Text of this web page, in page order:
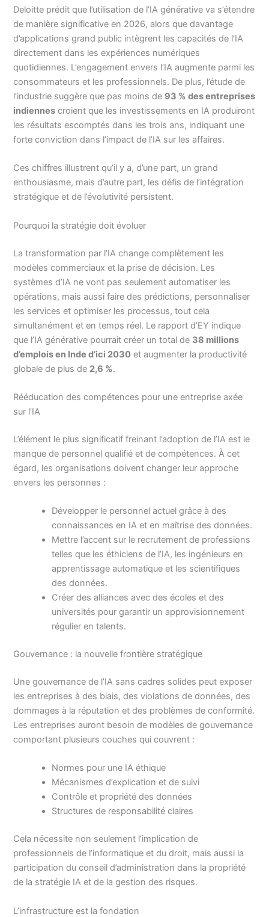
Deloitte prédit que l’utilisation de l’IA générative va s’étendre
de manière significative en 2026, alors que davantage
d’applications grand public intègrent les capacités de l’IA
directement dans les expériences numériques
quotidiennes. L’engagement envers l’IA augmente parmi les
consommateurs et les professionnels. De plus, l’étude de
l’industrie suggère que pas moins de 93 % des entreprises
indiennes croient que les investissements en IA produiront
les résultats escomptés dans les trois ans, indiquant une
forte conviction dans l’impact de l’IA sur les affaires.
Ces chiffres illustrent qu’il y a, d’une part, un grand
enthousiasme, mais d’autre part, les défis de l’intégration
stratégique et de l’évolutivité persistent.
Pourquoi la stratégie doit évoluer
La transformation par l’IA change complètement les
modèles commerciaux et la prise de décision. Les
systèmes d’IA ne vont pas seulement automatiser les
opérations, mais aussi faire des prédictions, personnaliser
les services et optimiser les processus, tout cela
simultanément et en temps réel. Le rapport d’EY indique
que l’IA générative pourrait créer un total de 38 millions
d’emplois en Inde d’ici 2030 et augmenter la productivité
globale de plus de 2,6 %.
Rééducation des compétences pour une entreprise axée
sur l’IA
L’élément le plus significatif freinant l’adoption de l’IA est le
manque de personnel qualifié et de compétences. À cet
égard, les organisations doivent changer leur approche
envers les personnes :
Développer le personnel actuel grâce à des
connaissances en IA et en maîtrise des données.
Mettre l’accent sur le recrutement de professions
telles que les éthiciens de l’IA, les ingénieurs en
apprentissage automatique et les scientifiques
des données.
Créer des alliances avec des écoles et des
universités pour garantir un approvisionnement
régulier en talents.
Gouvernance : la nouvelle frontière stratégique
Une gouvernance de l’IA sans cadres solides peut exposer
les entreprises à des biais, des violations de données, des
dommages à la réputation et des problèmes de conformité.
Les entreprises auront besoin de modèles de gouvernance
comportant plusieurs couches qui couvrent :
Normes pour une IA éthique
Mécanismes d’explication et de suivi
Contrôle et propriété des données
Structures de responsabilité claires
Cela nécessite non seulement l’implication de
professionnels de l’informatique et du droit, mais aussi la
participation du conseil d’administration dans la propriété
de la stratégie IA et de la gestion des risques.
L’infrastructure est la fondation